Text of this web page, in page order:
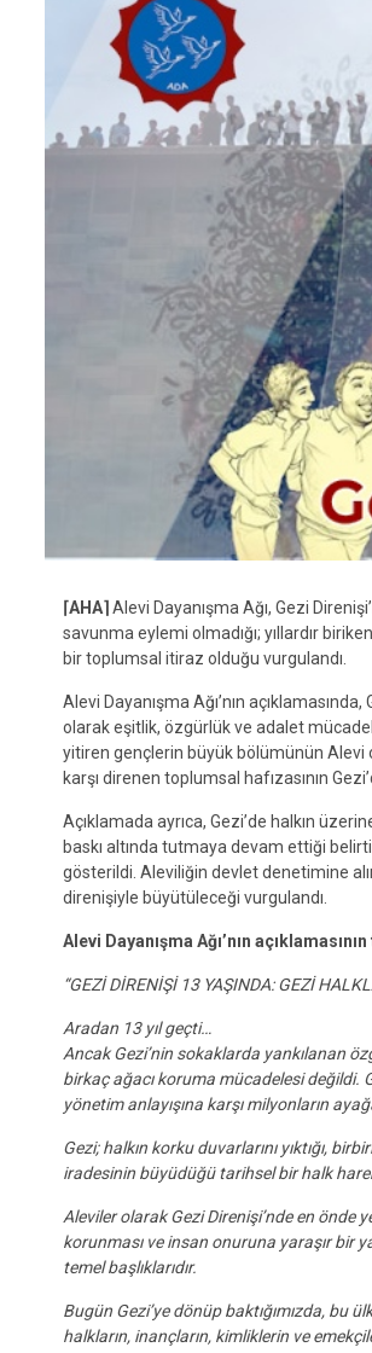
⌈AHA⌉ Alevi Dayanışma Ağı, Gezi
savunma eylemi olmadığı; yıllardır
bir toplumsal itiraz olduğu vurgulandı.
Alevi Dayanışma Ağı’nın
olarak eşitlik, özgürlük ve adalet
yitiren gençlerin büyük bölümünün Alevi
karşı direnen toplumsal hafızasının
Açıklamada ayrıca, Gezi’de halkın
baskı altında tutmaya devam ettiği
gösterildi. Aleviliğin devlet denetimine
direnişiyle büyütüleceği vurgulandı.
Alevi Dayanışma Ağı’nın
“GEZİ DİRENİŞİ 13 YAŞINDA: GEZİ
Aradan 13 yıl geçti…
Ancak Gezi’nin sokaklarda yankılanan
birkaç ağacı koruma mücadelesi değildi.
yönetim anlayışına karşı milyonların
Gezi; halkın korku duvarlarını yıktığı,
iradesinin büyüdüğü tarihsel bir halk
Aleviler olarak Gezi Direnişi’nde en önde
korunması ve insan onuruna yaraşır bir
temel başlıklarıdır.
Bugün Gezi’ye dönüp baktığımızda,
halkların, inançların, kimliklerin ve